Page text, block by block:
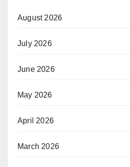
August 2026
July 2026
June 2026
May 2026
April 2026
March 2026